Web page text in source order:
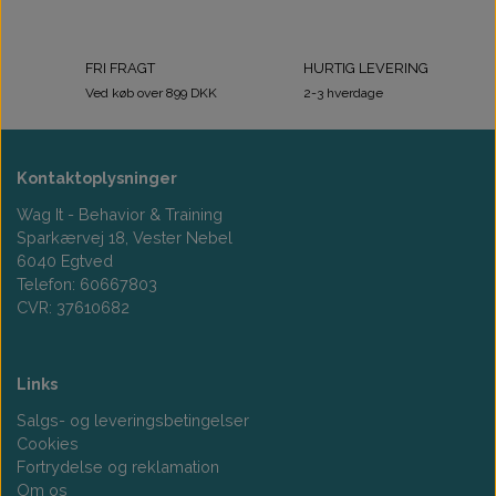
Hundedækner
FRI FRAGT
Ved køb over 899 DKK
HURTIG LEVERING
2-3 hverdage
Kontaktoplysninger
Wag It - Behavior & Training
Sparkærvej 18, Vester Nebel
6040 Egtved
Telefon: 60667803
CVR: 37610682
Links
Salgs- og leveringsbetingelser
Cookies
Fortrydelse og reklamation
Om os